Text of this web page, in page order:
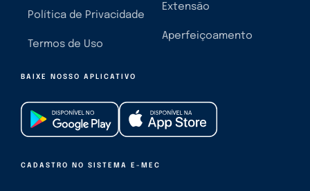
Política de Privacidade
Termos de Uso
Extensão
Aperfeiçoamento
BAIXE NOSSO APLICATIVO
CADASTRO NO SISTEMA E-MEC